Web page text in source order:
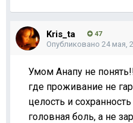
Kris_ta 47
Опубликовано 24 мая,
Умом Анапу не
где проживание не
целость и
головная боль, а не